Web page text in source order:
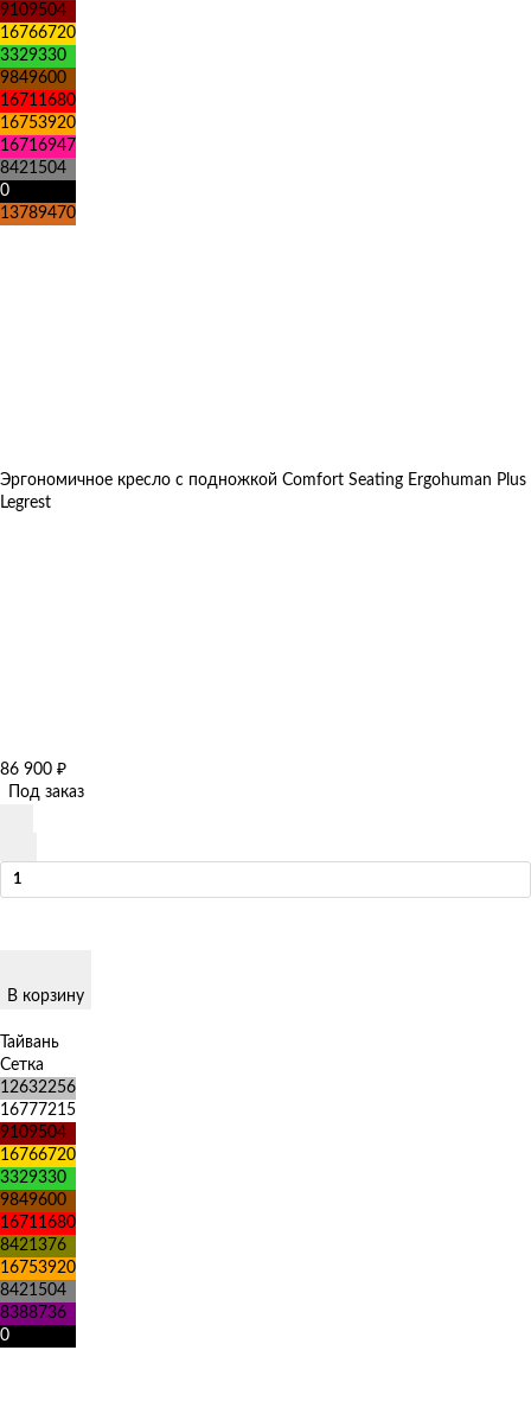
9109504
16766720
3329330
9849600
16711680
16753920
16716947
8421504
0
13789470
Эргономичное кресло с подножкой Comfort Seating Ergohuman Plus
Legrest
86 900 ₽
Под заказ
В корзину
Тайвань
Сетка
12632256
16777215
9109504
16766720
3329330
9849600
16711680
8421376
16753920
8421504
8388736
0